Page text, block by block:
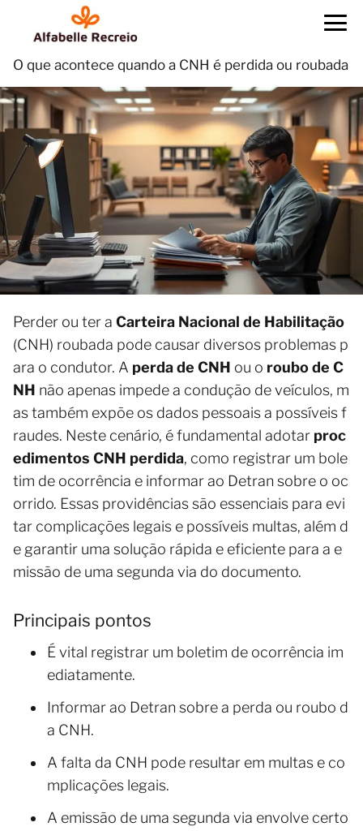
O que acontece quando a CNH é perdida ou roubada
Perder ou ter a Carteira Nacional de Habilitação
(CNH) roubada pode causar diversos problemas p
ara o condutor. A perda de CNH ou o roubo de C
NH não apenas impede a condução de veículos, m
as também expõe os dados pessoais a possíveis f
raudes. Neste cenário, é fundamental adotar proc
edimentos CNH perdida, como registrar um bole
tim de ocorrência e informar ao Detran sobre o oc
orrido. Essas providências são essenciais para evi
tar complicações legais e possíveis multas, além d
e garantir uma solução rápida e eficiente para a e
missão de uma segunda via do documento.
Principais pontos
É vital registrar um boletim de ocorrência im
ediatamente.
Informar ao Detran sobre a perda ou roubo d
a CNH.
A falta da CNH pode resultar em multas e co
mplicações legais.
A emissão de uma segunda via envolve certo